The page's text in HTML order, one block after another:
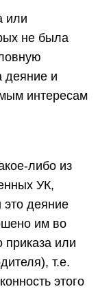
или
не была
деяние и
интересам
либо из
УК,
это деяние
им во
приказа или
т.е.
этого